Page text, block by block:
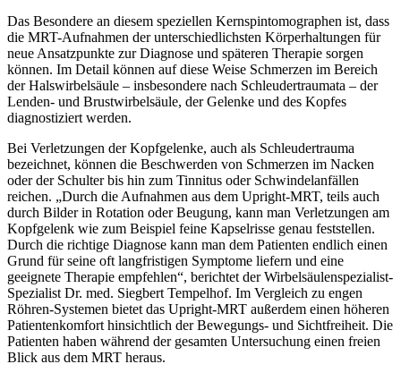
Das Besondere an diesem speziellen Kernspintomographen ist, dass
die MRT-Aufnahmen der unterschiedlichsten Körperhaltungen für
neue Ansatzpunkte zur Diagnose und späteren Therapie sorgen
können. Im Detail können auf diese Weise Schmerzen im Bereich
der Halswirbelsäule – insbesondere nach Schleudertraumata – der
Lenden- und Brustwirbelsäule, der Gelenke und des Kopfes
diagnostiziert werden.
Bei Verletzungen der Kopfgelenke, auch als Schleudertrauma
bezeichnet, können die Beschwerden von Schmerzen im Nacken
oder der Schulter bis hin zum Tinnitus oder Schwindelanfällen
reichen. „Durch die Aufnahmen aus dem Upright-MRT, teils auch
durch Bilder in Rotation oder Beugung, kann man Verletzungen am
Kopfgelenk wie zum Beispiel feine Kapselrisse genau feststellen.
Durch die richtige Diagnose kann man dem Patienten endlich einen
Grund für seine oft langfristigen Symptome liefern und eine
geeignete Therapie empfehlen“, berichtet der Wirbelsäulenspezialist-
Spezialist Dr. med. Siegbert Tempelhof. Im Vergleich zu engen
Röhren-Systemen bietet das Upright-MRT außerdem einen höheren
Patientenkomfort hinsichtlich der Bewegungs- und Sichtfreiheit. Die
Patienten haben während der gesamten Untersuchung einen freien
Blick aus dem MRT heraus.